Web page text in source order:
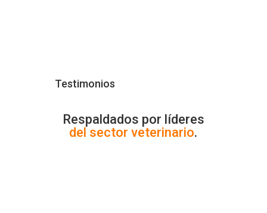
Testimonios
Respaldados por líderes
del sector veterinario.